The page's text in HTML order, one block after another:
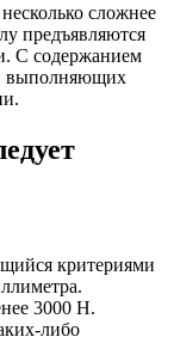
сложнее
предъявляются
С содержанием
выполняющих
критериями
3000 H.
либо